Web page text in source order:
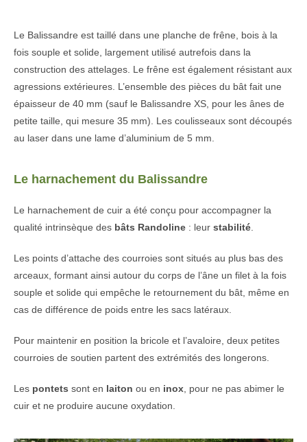
Le Balissandre est taillé dans une planche de frêne, bois à la
fois souple et solide, largement utilisé autrefois dans la
construction des attelages. Le frêne est également résistant aux
agressions extérieures. L’ensemble des pièces du bât fait une
épaisseur de 40 mm (sauf le Balissandre XS, pour les ânes de
petite taille, qui mesure 35 mm). Les coulisseaux sont découpés
au laser dans une lame d’aluminium de 5 mm.
Le harnachement du Balissandre
Le harnachement de cuir a été conçu pour accompagner la
qualité intrinsèque des bâts Randoline : leur stabilité
Les points d’attache des courroies sont situés au plus bas des
arceaux, formant ainsi autour du corps de l’âne un filet à la fois
souple et solide qui empêche le retournement du bât, même en
cas de différence de poids entre les sacs latéraux.
Pour maintenir en position la bricole et l’avaloire, deux petites
courroies de soutien partent des extrémités des longerons.
Les pontets sont en laiton ou en inox , pour ne pas abimer le
cuir et ne produire aucune oxydation.